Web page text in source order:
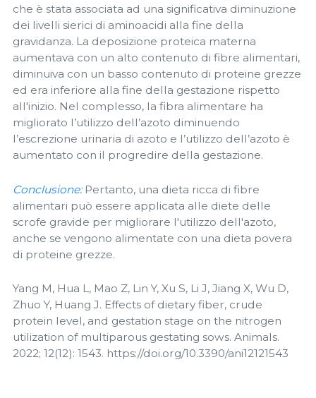
che è stata associata ad una significativa diminuzione
dei livelli sierici di aminoacidi alla fine della
gravidanza. La deposizione proteica materna
aumentava con un alto contenuto di fibre alimentari,
diminuiva con un basso contenuto di proteine ​​grezze
ed era inferiore alla fine della gestazione rispetto
all'inizio. Nel complesso, la fibra alimentare ha
migliorato l’utilizzo dell’azoto diminuendo
l’escrezione urinaria di azoto e l’utilizzo dell’azoto è
aumentato con il progredire della gestazione.
Conclusione:Pertanto, una dieta ricca di fibre
alimentari può essere applicata alle diete delle
scrofe gravide per migliorare l'utilizzo dell'azoto,
anche se vengono alimentate con una dieta povera
di proteine ​​grezze.
Yang M, Hua L, Mao Z, Lin Y, Xu S, Li J, Jiang X, Wu D,
Zhuo Y, Huang J. Effects of dietary fiber, crude
protein level, and gestation stage on the nitrogen
utilization of multiparous gestating sows. Animals.
2022; 12(12): 1543. https://doi.org/10.3390/ani12121543